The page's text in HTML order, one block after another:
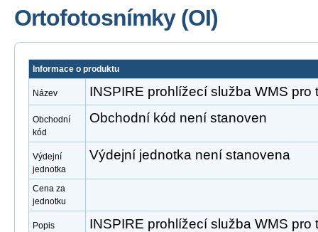
Ortofotosnímky (OI)
Informace o produktu
Název INSPIRE prohlížecí služba WMS pro
Obchodní
kód
Obchodní kód není stanoven
Výdejní
jednotka
Výdejní jednotka není stanovena
Cena za
jednotku
Popis
INSPIRE prohlížecí služba WMS pro